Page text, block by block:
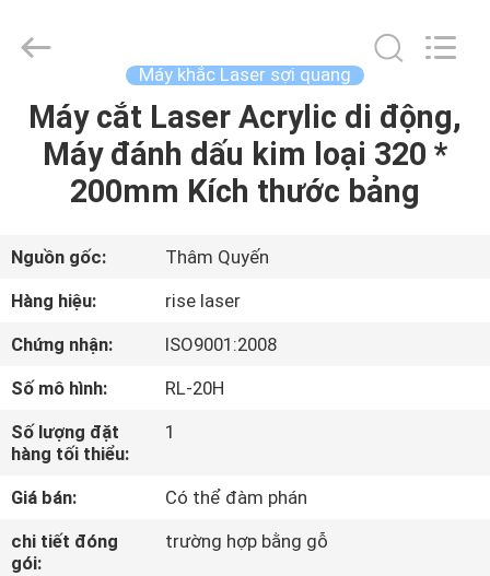
NHÀ
PHẨM
CHƯƠNG
VR
CHÚNG
TÔI
2026
Riselaser
Rights
Reserved.
Máy khắc Laser sợi quang
Máy cắt Laser Acrylic di động,
Máy đánh dấu kim loại 320 *
200mm Kích thước bảng
Nguồn gốc:
Thâm Quyến
Hàng hiệu:
rise laser
Chứng nhận:
ISO9001:2008
Số mô hình:
RL-20H
Số lượng đặt
hàng tối thiểu:
1
Giá bán:
Có thể đàm phán
chi tiết đóng
gói:
trường hợp bằng gỗ